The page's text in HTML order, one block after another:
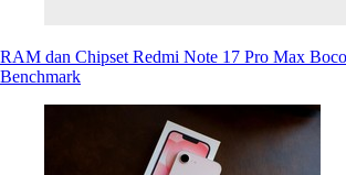
RAM dan Chipset Redmi Note 17 Pro Max
Benchmark